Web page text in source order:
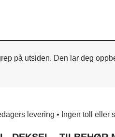
på utsiden. Den lar deg
levering • Ingen toll eller